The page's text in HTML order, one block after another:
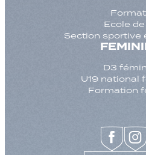
Ecole
Section sportive
D3
U19 national
Formation